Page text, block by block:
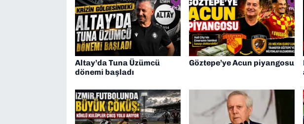
Altay’da Tuna Üzümcü
dönemi başladı
Göztepe’ye Acun piyangosu